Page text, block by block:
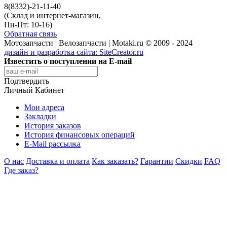
8(8332)-21-11-40
(Склад и интернет-магазин,
Пн-Пт: 10-16)
Обратная связь
Мотозапчасти | Велозапчасти | Motaki.ru © 2009 - 2024
дизайн и разработка сайта: SiteCreator.ru
Известить о поступлении на E-mail
Подтвердить
Личный Кабинет
Мои адреса
Закладки
История заказов
История финансовых операций
E-Mail рассылка
О нас Доставка и оплата Как заказать? Гарантии Скидки FAQ
Где заказ?